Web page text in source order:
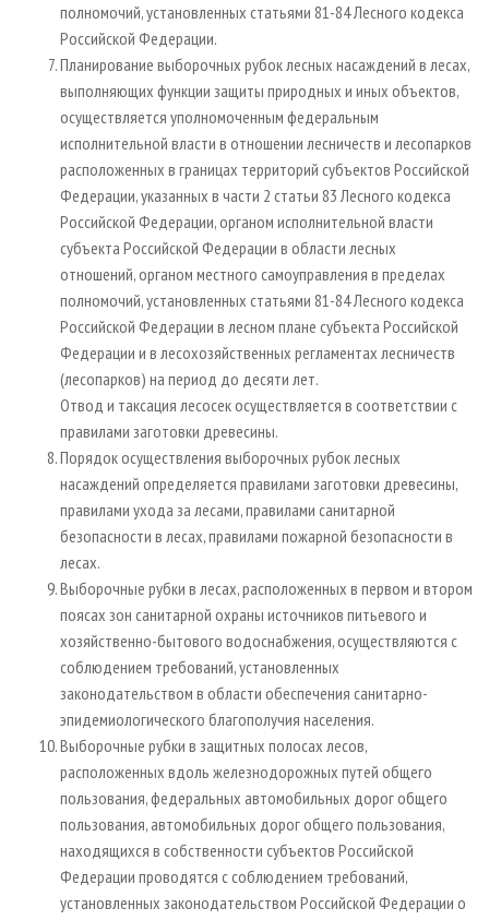
полномочий, установленных статьями 81-84 Лесного кодекса
Российской Федерации.
Планирование выборочных рубок лесных насаждений в лесах,
выполняющих функции защиты природных и иных объектов,
осуществляется уполномоченным федеральным
исполнительной власти в отношении лесничеств и лесопарков
расположенных в границах территорий субъектов Российской
Федерации, указанных в части 2 статьи 83 Лесного кодекса
Российской Федерации, органом исполнительной власти
субъекта Российской Федерации в области лесных
отношений, органом местного самоуправления в пределах
полномочий, установленных статьями 81-84 Лесного кодекса
Российской Федерации в лесном плане субъекта Российской
Федерации и в лесохозяйственных регламентах лесничеств
(лесопарков) на период до десяти лет.
Отвод и таксация лесосек осуществляется в соответствии с
правилами заготовки древесины.
Порядок осуществления выборочных рубок лесных
насаждений определяется правилами заготовки древесины,
правилами ухода за лесами, правилами санитарной
безопасности в лесах, правилами пожарной безопасности в
лесах.
Выборочные рубки в лесах, расположенных в первом и втором
поясах зон санитарной охраны источников питьевого и
хозяйственно-бытового водоснабжения, осуществляются с
соблюдением требований, установленных
законодательством в области обеспечения санитарно-
эпидемиологического благополучия населения.
Выборочные рубки в защитных полосах лесов,
расположенных вдоль железнодорожных путей общего
пользования, федеральных автомобильных дорог общего
пользования, автомобильных дорог общего пользования,
находящихся в собственности субъектов Российской
Федерации проводятся с соблюдением требований,
установленных законодательством Российской Федерации о